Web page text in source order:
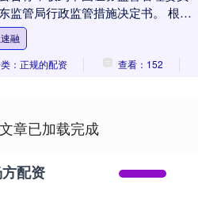
监管局行政监管措施决定书。 根据
近日，番禺雅居乐收到中国证券监
委员会....
融
：正规的配资
查看：152
章已加载完成
配资